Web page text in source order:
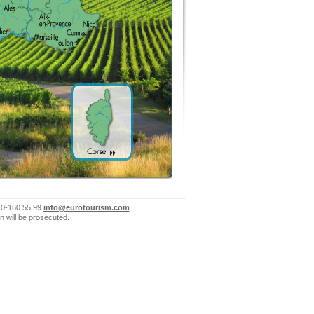
160 55 99 info@eurotourism.com
will be prosecuted.